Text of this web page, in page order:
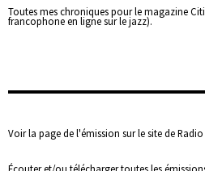
Toutes mes chroniques pour le magazine
francophone en ligne sur le jazz).
Voir la page de l'émission sur le site de Radio